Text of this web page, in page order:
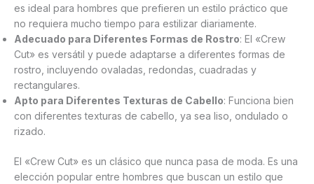
es ideal para hombres que prefieren un estilo práctico que
no requiera mucho tiempo para estilizar diariamente.
Adecuado para Diferentes Formas de Rostro: El «Crew
Cut» es versátil y puede adaptarse a diferentes formas de
rostro, incluyendo ovaladas, redondas, cuadradas y
rectangulares.
Apto para Diferentes Texturas de Cabello: Funciona bien
con diferentes texturas de cabello, ya sea liso, ondulado o
rizado.
El «Crew Cut» es un clásico que nunca pasa de moda. Es una
elección popular entre hombres que buscan un estilo que